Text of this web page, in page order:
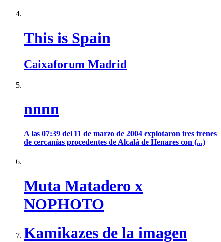
This is Spain
Caixaforum Madrid
nnnn
A las 07:39 del 11 de marzo de 2004 explotaron tres trenes
de cercanías procedentes de Alcalá de Henares con (...)
Muta Matadero x
NOPHOTO
Kamikazes de la imagen